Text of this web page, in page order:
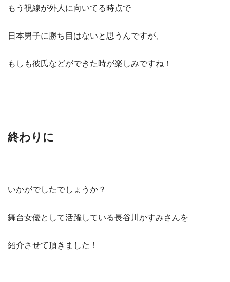
もう視線が外人に向いてる時点で
日本男子に勝ち目はないと思うんですが、
もしも彼氏などができた時が楽しみですね！
終わりに
いかがでしたでしょうか？
舞台女優として活躍している長谷川かすみさんを
紹介させて頂きました！